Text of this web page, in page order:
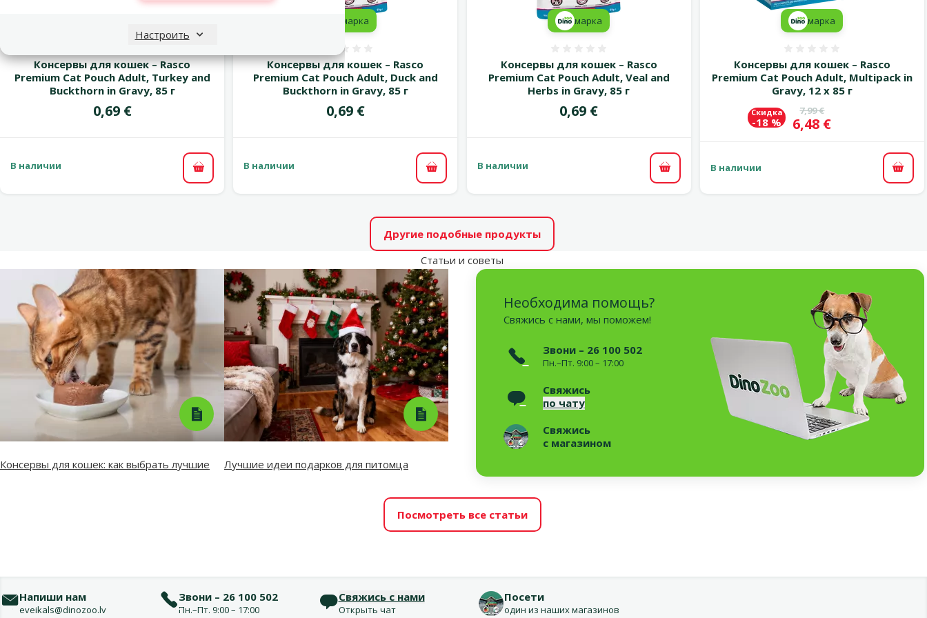
Настроить
Консервы для кошек – Rasco
Premium Cat Pouch Adult, Turkey and
Buckthorn in Gravy, 85 г
Оценка 0%
Цена
0,69 €
В наличии
В корзину
Консервы для кошек – Rasco
Premium Cat Pouch Adult, Duck and
Buckthorn in Gravy, 85 г
Оценка 0%
Цена
0,69 €
марка
В наличии
В корзину
Консервы для кошек – Rasco
Premium Cat Pouch Adult, Veal and
Herbs in Gravy, 85 г
Цена
0,69 €
марка
В наличии
В корзину
Консервы для кошек – Rasco
Premium Cat Pouch Adult, Multipack in
Gravy, 12 x 85 г
Исходная цена
7,99 €
Цена
6,48 €
Скидка
-18 %
марка
В наличии В
Другие подобные продукты
Статьи и советы
Необходима помощь?
Свяжись с нами, мы поможем!
Звони – 26 100 502
Пн.–Пт. 9:00 – 17:00
Свяжись
по чату
Свяжись
с магазином
Консервы для кошек: как выбрать лучшие
Лучшие идеи подарков для питомца
Посмотреть все статьи
Напиши нам
eveikals@dinozoo.lv
Звони – 26 100 502
Пн.–Пт. 9:00 – 17:00
Свяжись с нами
Открыть чат
Посети
один из наших магазинов